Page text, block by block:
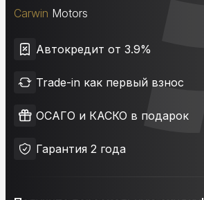
Carwin Motors
Автокредит от 3.9%
Trade-in как первый взнос
ОСАГО и КАСКО в подарок
Гарантия 2 года